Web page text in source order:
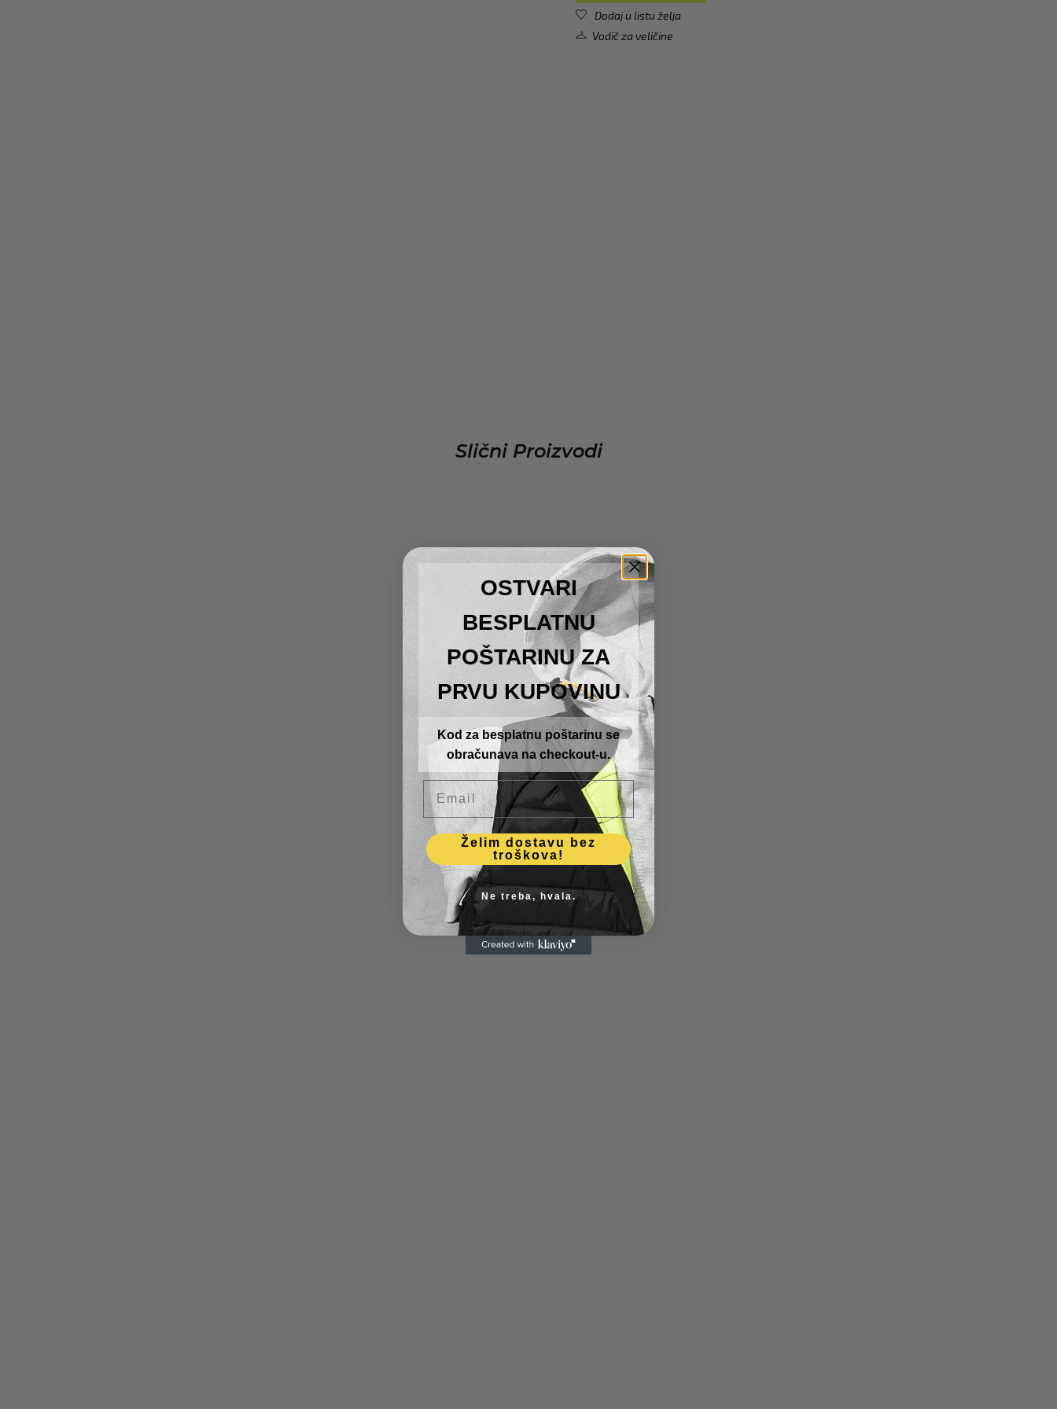
Dodaj u listu želja
Vodič za veličine
Slični Proizvodi
OSTVARI
BESPLATNU
POŠTARINU ZA
PRVU KUPOVINU
Kod za besplatnu poštarinu se
obračunava na checkout-u.
Email
Želim dostavu bez
troškova!
Ne treba, hvala.